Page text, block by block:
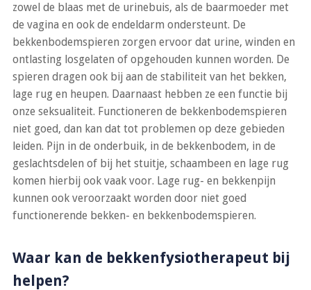
zowel de blaas met de urinebuis, als de baarmoeder met
de vagina en ook de endeldarm ondersteunt. De
bekkenbodemspieren zorgen ervoor dat urine, winden en
ontlasting losgelaten of opgehouden kunnen worden. De
spieren dragen ook bij aan de stabiliteit van het bekken,
lage rug en heupen. Daarnaast hebben ze een functie bij
onze seksualiteit. Functioneren de bekkenbodemspieren
niet goed, dan kan dat tot problemen op deze gebieden
leiden. Pijn in de onderbuik, in de bekkenbodem, in de
geslachtsdelen of bij het stuitje, schaambeen en lage rug
komen hierbij ook vaak voor. Lage rug- en bekkenpijn
kunnen ook veroorzaakt worden door niet goed
functionerende bekken- en bekkenbodemspieren.
Waar kan de bekkenfysiotherapeut bij
helpen?